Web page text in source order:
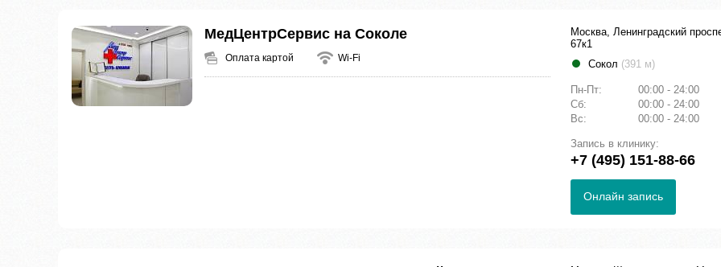
МедЦентрСервис на Соколе
Оплата картой Wi-Fi
Москва, Ленинградский
67к1
Сокол (391 м)
Пн-Пт:
00:00 - 24:00
Сб:
00:00 - 24:00
Вс:
00:00 - 24:00
Запись в клинику:
+7 (495) 151-88-66
Онлайн запись